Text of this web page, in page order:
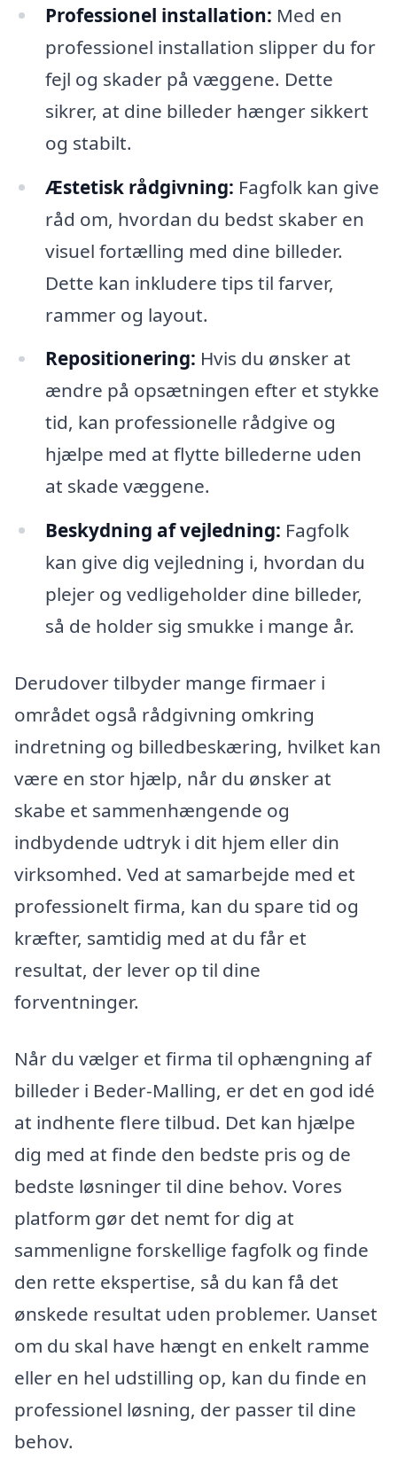
Professionel installation: Med en
professionel installation slipper du for
fejl og skader på væggene. Dette
sikrer, at dine billeder hænger sikkert
og stabilt.
Æstetisk rådgivning: Fagfolk kan give
råd om, hvordan du bedst skaber en
visuel fortælling med dine billeder.
Dette kan inkludere tips til farver,
rammer og layout.
Repositionering: Hvis du ønsker at
ændre på opsætningen efter et stykke
tid, kan professionelle rådgive og
hjælpe med at flytte billederne uden
at skade væggene.
Beskydning af vejledning: Fagfolk
kan give dig vejledning i, hvordan du
plejer og vedligeholder dine billeder,
så de holder sig smukke i mange år.
Derudover tilbyder mange firmaer i
området også rådgivning omkring
indretning og billedbeskæring, hvilket kan
være en stor hjælp, når du ønsker at
skabe et sammenhængende og
indbydende udtryk i dit hjem eller din
virksomhed. Ved at samarbejde med et
professionelt firma, kan du spare tid og
kræfter, samtidig med at du får et
resultat, der lever op til dine
forventninger.
Når du vælger et firma til ophængning af
billeder i Beder-Malling, er det en god idé
at indhente flere tilbud. Det kan hjælpe
dig med at finde den bedste pris og de
bedste løsninger til dine behov. Vores
platform gør det nemt for dig at
sammenligne forskellige fagfolk og finde
den rette ekspertise, så du kan få det
ønskede resultat uden problemer. Uanset
om du skal have hængt en enkelt ramme
eller en hel udstilling op, kan du finde en
professionel løsning, der passer til dine
behov.